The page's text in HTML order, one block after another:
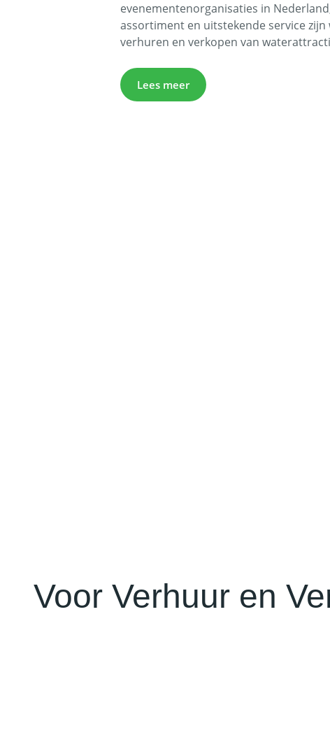
evenementenorganisaties in
assortiment en uitstekende service
verhuren en verkopen van
Lees meer
Voor Verhuur en